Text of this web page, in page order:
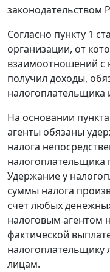
законодательством
Согласно пункту 1
организации, от
взаимоотношений с
получил доходы,
На основании
агенты обязаны
налога
налогоплательщика
Удержание у
суммы налога
счет любых
налоговым агентом
фактической
налогоплательщику
лицам.